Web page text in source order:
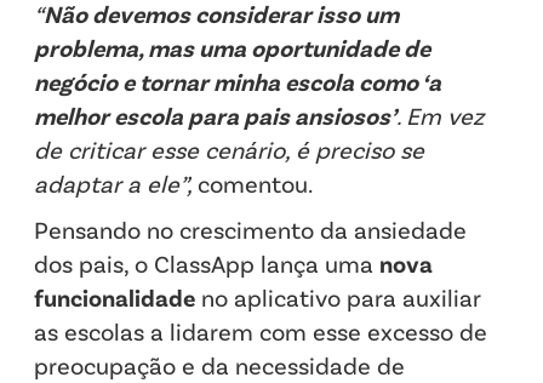
“Não devemos considerar isso um
problema, mas uma oportunidade de
negócio e tornar minha escola como ‘a
melhor escola para pais ansiosos’. Em vez
de criticar esse cenário, é preciso se
adaptar a ele”, comentou.
Pensando no crescimento da ansiedade
dos pais, o ClassApp lança uma nova
funcionalidade no aplicativo para auxiliar
as escolas a lidarem com esse excesso de
preocupação e da necessidade de